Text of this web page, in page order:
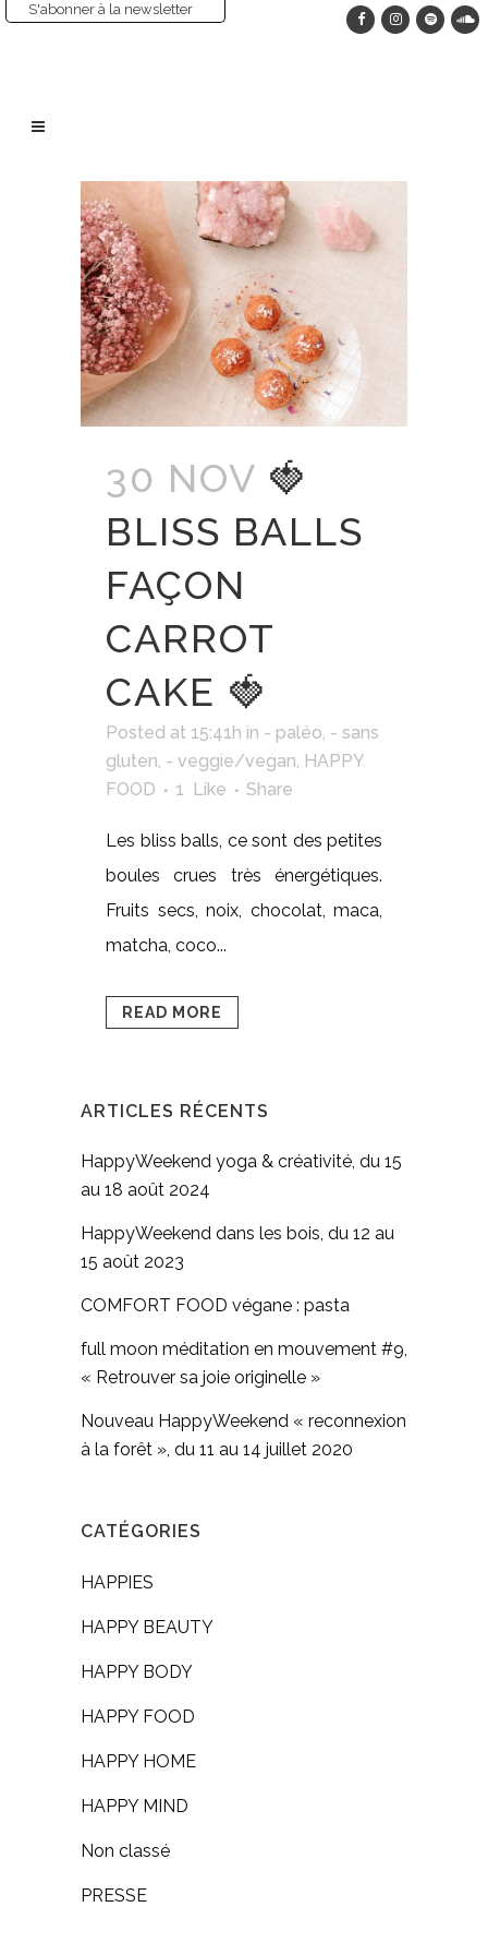
S'abonner à la newsletter
30 NOV 🍓
BLISS BALLS
FAÇON
CARROT
CAKE 🍓
Posted at 15:41h in - paléo, - sans
gluten, - veggie/vegan, HAPPY
FOOD
1 Like Share
Les bliss balls, ce sont des petites
boules crues très énergétiques.
Fruits secs, noix, chocolat, maca,
matcha, coco...
READ MORE
ARTICLES RÉCENTS
HappyWeekend yoga & créativité, du 15
au 18 août 2024
HappyWeekend dans les bois, du 12 au
15 août 2023
COMFORT FOOD végane : pasta
full moon méditation en mouvement #9,
« Retrouver sa joie originelle »
Nouveau HappyWeekend « reconnexion
à la forêt », du 11 au 14 juillet 2020
CATÉGORIES
HAPPIES
HAPPY BEAUTY
HAPPY BODY
HAPPY FOOD
HAPPY HOME
HAPPY MIND
Non classé
PRESSE